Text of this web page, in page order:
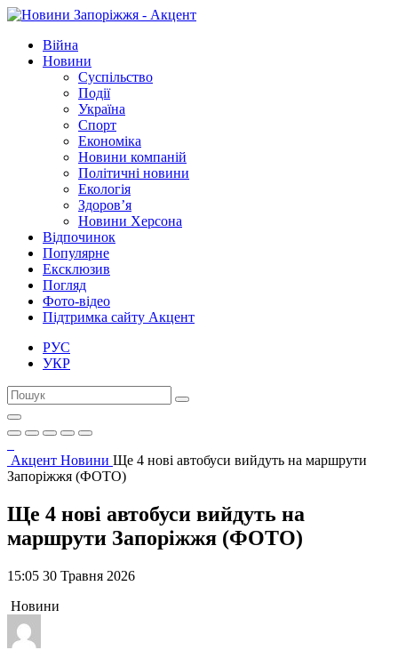
Війна
Новини
Суспільство
Події
Україна
Спорт
Економіка
Новини компаній
Політичні новини
Екологія
Здоров’я
Новини Херсона
Відпочинок
Популярне
Ексклюзив
Погляд
Фото-відео
Підтримка сайту Акцент
РУС
УКР
Акцент Новини Ще 4 нові автобуси вийдуть на маршрути
Запоріжжя (ФОТО)
Ще 4 нові автобуси вийдуть на
маршрути Запоріжжя (ФОТО)
15:05 30 Травня 2026
Новини